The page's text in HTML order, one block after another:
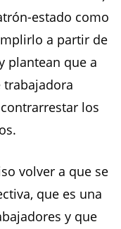
estado como
a partir de
plantean que a
trabajadora
los
volver a que se
que es una
y que